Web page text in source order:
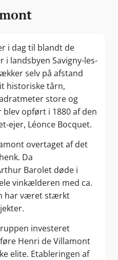
i dag til blandt de
landsbyen Savigny-les-
selv på afstand
historiske tårn,
store og
opført i 1880 af den
ejer, Léonce Bocquet.
overtaget af det
Da
Barolet døde i
vinkælderen med ca.
har været stærkt
investeret
Henri de Villamont
elite. Etableringen af